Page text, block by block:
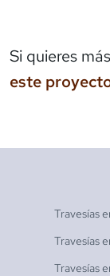
Si quieres
este
Travesías
Travesías
Travesías